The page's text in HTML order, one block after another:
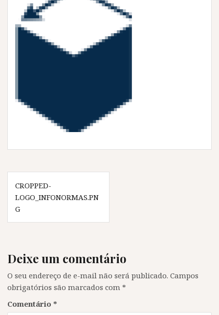
Navegação
de
Post
CROPPED-
LOGO_INFONORMAS.PN
G
Deixe um comentário
O seu endereço de e-mail não será publicado. Campos
obrigatórios são marcados com *
Comentário *